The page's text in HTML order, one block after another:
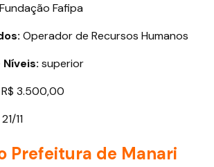
Fundação Fafipa
: Operador de Recursos Humanos
superior
R$ 3.500,00
11
Prefeitura de Manari